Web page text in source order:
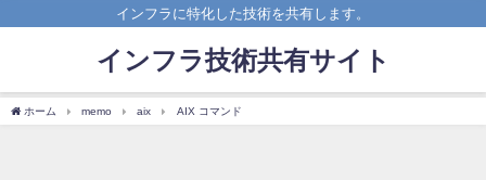
インフラに特化した技術を共有します。
インフラ技術共有サイト
ホーム memo aix AIX コマンド